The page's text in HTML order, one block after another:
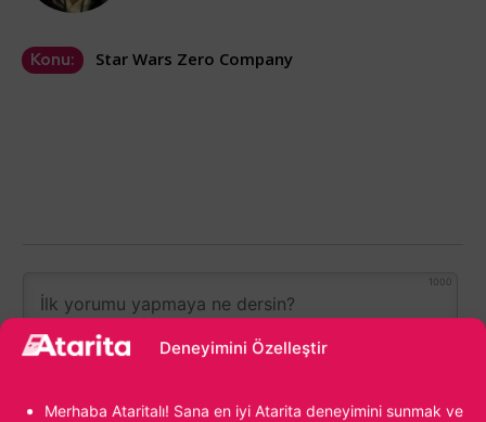
Deneyimini Özelleştir
Merhaba Ataritalı! Sana en iyi Atarita deneyimini sunmak ve
Konu: Star Wars Zero Company
1000